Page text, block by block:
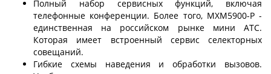
Полный набор сервисных функций, включая
телефонные конференции. Более того, MXM5900-P -
единственная на российском рынке мини АТС.
Которая имеет встроенный сервис селекторных
совещаний.
Гибкие схемы наведения и обработки вызовов.